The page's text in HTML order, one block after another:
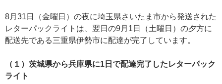
8月31日（金曜日）の夜に埼玉県さいたま市から発送された
レターパックライトは、翌日の9月1日（土曜日）の夕方に
配送先である三重県伊勢市に配達が完了しています。
（１）茨城県から兵庫県に1日で配達完了したレターパック
ライト